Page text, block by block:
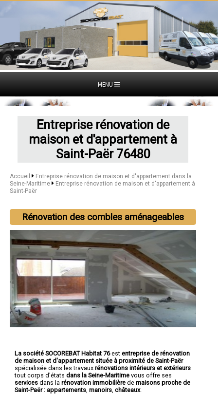
MENU
Entreprise rénovation de
maison et d'appartement à
Saint-Paër 76480
Accueil
Entreprise rénovation de maison et d'appartement dans la
Seine-Maritime
Entreprise rénovation de maison et d'appartement à
Saint-Paër
Rénovation des combles aménageables
La société SOCOREBAT Habitat 76est entreprise de rénovation
de maison et d'appartement située à proximité de Saint-Paër
spécialisée dans les travaux rénovations intérieurs et extérieurs
tout corps d'états dans la Seine-Maritime vous offre ses
services dans la rénovation immobilière de maisons proche de
Saint-Paër : appartements manoirs châteaux.